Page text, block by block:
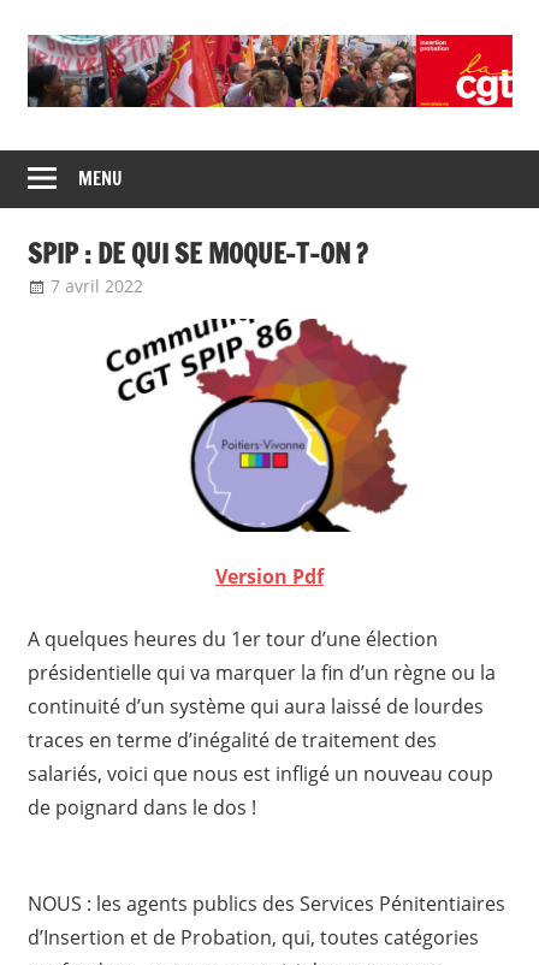
content
CGT
insertion
probation
de
syndicats
CGT
insertion
probation
MENU
SPIP : DE QUI SE MOQUE-T-ON ?
7 avril 2022
mobilisation 2022
Version Pdf
A quelques heures du 1er tour d’une élection
présidentielle qui va marquer la fin d’un règne ou la
continuité d’un système qui aura laissé de lourdes
traces en terme d’inégalité de traitement des
salariés, voici que nous est infligé un nouveau coup
de poignard dans le dos !
NOUS : les agents publics des Services Pénitentiaires
d’Insertion et de Probation, qui, toutes catégories